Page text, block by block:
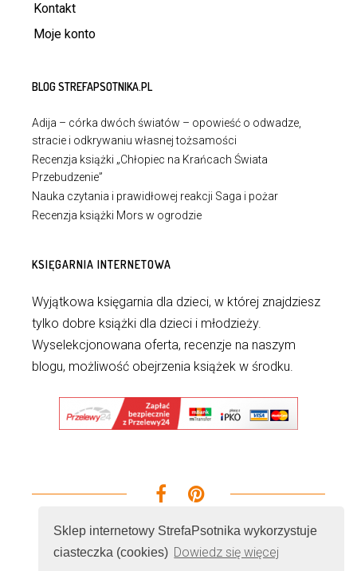
Sklep internetowy StrefaPsotnika wykorzystuje
ciasteczka (cookies) Dowiedz się więcej
Kontakt
Moje konto
BLOG STREFAPSOTNIKA.PL
Adija – córka dwóch światów – opowieść o odwadze,
stracie i odkrywaniu własnej tożsamości
Recenzja książki „Chłopiec na Krańcach Świata
Przebudzenie”
Nauka czytania i prawidłowej reakcji Saga i pożar
Recenzja książki Mors w ogrodzie
KSIĘGARNIA INTERNETOWA
Wyjątkowa księgarnia dla dzieci, w której znajdziesz
tylko dobre książki dla dzieci i młodzieży.
Wyselekcjonowana oferta, recenzje na naszym
blogu, możliwość obejrzenia książek w środku.
© 2026 - Wszelkie prawa zastrzeżone. Realizacja i